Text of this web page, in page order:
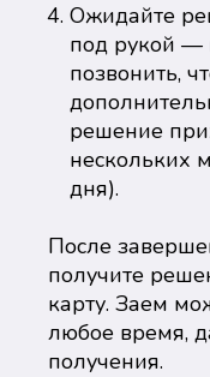
Ожидайте
под рукой
позвонить,
решение
нескольких
дня).
После
получите
карту. Заем
любое время,
получения.